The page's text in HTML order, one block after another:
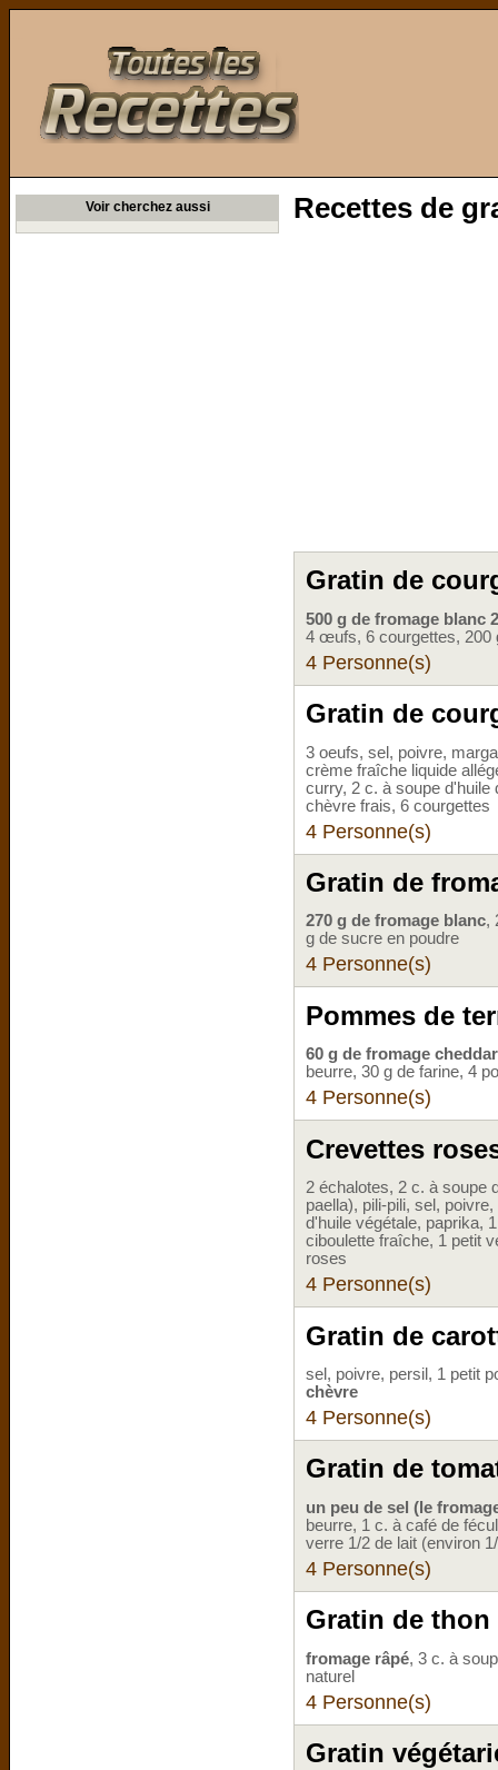
Voir cherchez aussi Recettes de
Gratin de
500 g de fromage blanc
4 œufs, 6 courgettes, 200
4 Personne(s)
Gratin de
3 oeufs, sel, poivre,
crème fraîche liquide
curry, 2 c. à soupe d'huile
chèvre frais, 6 courgettes
4 Personne(s)
Gratin de
270 g de fromage blanc,
g de sucre en poudre
4 Personne(s)
Pommes de
60 g de fromage
beurre, 30 g de farine, 4
4 Personne(s)
Crevettes
2 échalotes, 2 c. à soupe
paella), pili-pili, sel, poivre,
d'huile végétale, paprika,
ciboulette fraîche, 1 petit
roses
4 Personne(s)
Gratin de
sel, poivre, persil, 1 petit
chèvre
4 Personne(s)
Gratin de
un peu de sel (le
beurre, 1 c. à café de
verre 1/2 de lait (environ
4 Personne(s)
Gratin de thon
fromage râpé, 3 c. à
naturel
4 Personne(s)
Gratin